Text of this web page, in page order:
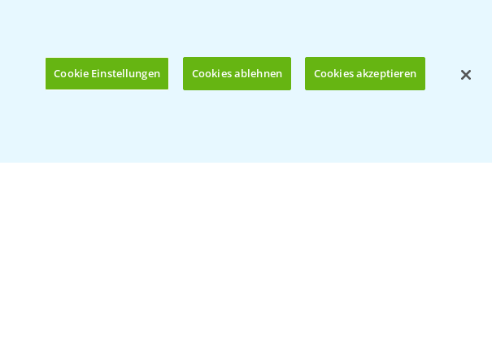
Cookie Einstellungen Cookies ablehnen Cookies akzeptieren